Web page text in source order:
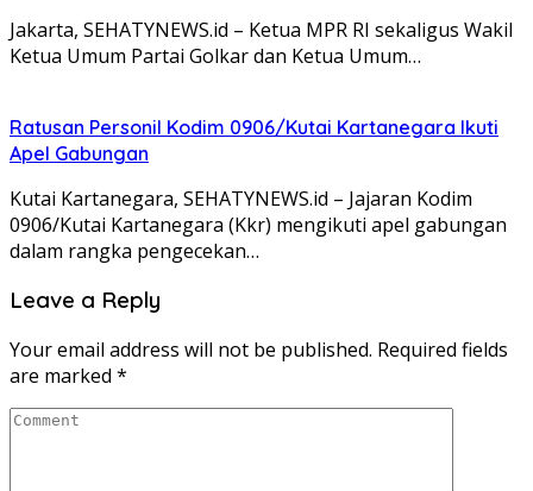
Jakarta, SEHATYNEWS.id – Ketua MPR RI sekaligus Wakil
Ketua Umum Partai Golkar dan Ketua Umum…
Ratusan Personil Kodim 0906/Kutai Kartanegara Ikuti
Apel Gabungan
Kutai Kartanegara, SEHATYNEWS.id – Jajaran Kodim
0906/Kutai Kartanegara (Kkr) mengikuti apel gabungan
dalam rangka pengecekan…
Leave a Reply
Your email address will not be published. Required fields
are marked *